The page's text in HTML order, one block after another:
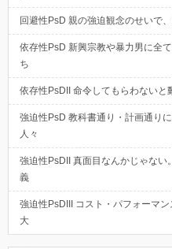
回避性PsD 親の強迫観念のせいで
依存性PsD 新興宗教や暴力男に全
ち
依存性PsDII 命令してもらわないと
強迫性PsD 教科書通り・計画通り
人々
強迫性PsDII 真面目なんかじゃな
義
強迫性PsDIII コスト・パフォーマ
大